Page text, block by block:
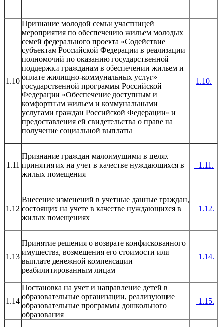
1.10
Признание молодой семьи участницей
мероприятия по обеспечению жильем молодых
семей федерального проекта «Содействие
субъектам Российской Федерации в реализации
полномочий по оказанию государственной
поддержки гражданам в обеспечении жильем и
оплате жилищно-коммунальных услуг»
государственной программы Российской
Федерации «Обеспечение доступным и
комфортным жильем и коммунальными
услугами граждан Российской Федерации» и
предоставления ей свидетельства о праве на
получение социальной выплаты
1.10.
1.11
Признание граждан малоимущими в целях
принятия их на учет в качестве нуждающихся в
жилых помещения
1.11.
1.12
Внесение изменений в учетные данные граждан,
состоящих на учете в качестве нуждающихся в
жилых помещениях
1.12.
1.13
Принятие решения о возврате конфискованного
имущества, возмещения его стоимости или
выплате денежной компенсации
реабилитированным лицам
1.14.
1.14
Постановка на учет и направление детей в
образовательные организации, реализующие
образовательные программы дошкольного
образования
1.15.